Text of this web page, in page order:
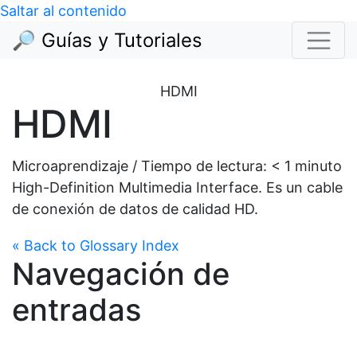
Saltar al contenido
🔎 Guías y Tutoriales
HDMI
HDMI
Microaprendizaje / Tiempo de lectura: < 1 minuto
High-Definition Multimedia Interface. Es un cable
de conexión de datos de calidad HD.
« Back to Glossary Index
Navegación de
entradas